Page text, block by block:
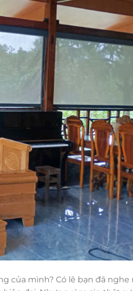
của mình? Có lẽ bạn đã nghe